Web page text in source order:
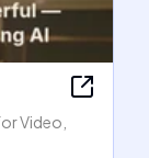
Video,